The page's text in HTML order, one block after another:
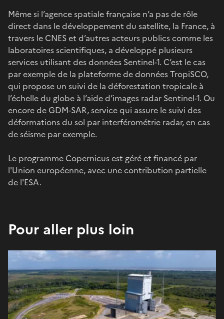
Même si l’agence spatiale française n’a pas de rôle
direct dans le développement du satellite, la France, à
travers le CNES et d’autres acteurs publics comme les
laboratoires scientifiques, a développé plusieurs
services utilisant des données Sentinel-1. C’est le cas
par exemple de la plateforme de données TropiSCO,
qui propose un suivi de la déforestation tropicale à
l’échelle du globe à l’aide d’images radar Sentinel-1. Ou
encore de GDM-SAR, service qui assure le suivi des
déformations du sol par interférométrie radar, en cas
de séisme par exemple.
Le programme Copernicus est géré et financé par
l'Union européenne, avec une contribution partielle
de l'ESA.
Pour aller plus loin